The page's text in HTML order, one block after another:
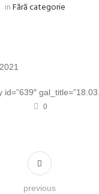
inFără categorie
0
previous